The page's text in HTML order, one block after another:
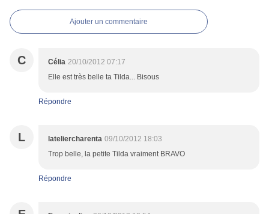
Ajouter un commentaire
C Célia 20/10/2012 07:17
Elle est très belle ta Tilda... Bisous
Répondre
L lateliercharenta 09/10/2012 18:03
Trop belle, la petite Tilda vraiment BRAVO
Répondre